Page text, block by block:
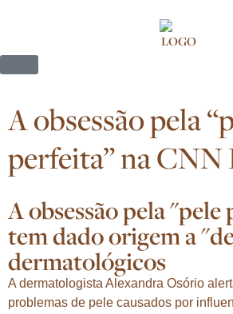
A obsessão pela
perfeita” na CNN
A obsessão pela
tem dado origem a
dermatológicos
A dermatologista Alexandra Osório
problemas de pele causados por